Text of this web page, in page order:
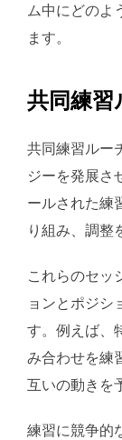
ム中にどのよ
ます。
共同練習
共同練習ルー
ジーを発展さ
ールされた練
り組み、調整
これらのセッ
ョンとポジシ
す。例えば、
み合わせを練
互いの動きを
練習に競争的